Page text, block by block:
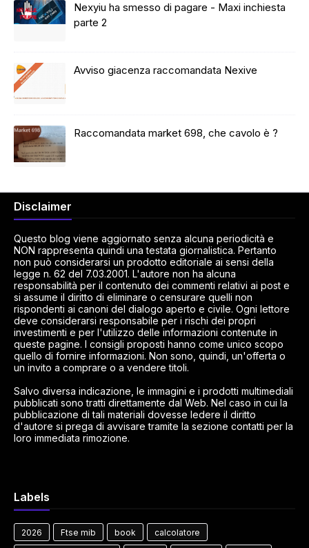
Nexyiu ha smesso di pagare - Maxi inchiesta
parte 2
Avviso giacenza raccomandata Nexive
Raccomandata market 698, che cavolo è ?
Disclaimer
Questo blog viene aggiornato senza alcuna periodicità e
NON rappresenta quindi una testata giornalistica. Pertanto
non può considerarsi un prodotto editoriale ai sensi della
legge n. 62 del 7.03.2001. L'autore non ha alcuna
responsabilità per il contenuto dei commenti relativi ai post e
si assume il diritto di eliminare o censurare quelli non
rispondenti ai canoni del dialogo aperto e civile. Ogni lettore
deve considerarsi responsabile per i rischi dei propri
investimenti e per l'utilizzo delle informazioni contenute in
queste pagine. I consigli proposti hanno come unico scopo
quello di fornire informazioni. Non sono, quindi, un'offerta o
un invito a comprare o a vendere titoli.
Salvo diversa indicazione, le immagini e i prodotti multimediali
pubblicati sono tratti direttamente dal Web. Nel caso in cui la
pubblicazione di tali materiali dovesse ledere il diritto
d'autore si prega di avvisare tramite la sezione contatti per la
loro immediata rimozione.
Labels
2026 Ftse mib book calcolatore